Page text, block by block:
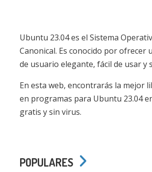
Ubuntu 23.04 es el Sistema
Canonical. Es conocido por ofrecer
de usuario elegante, fácil de usar y
En esta web, encontrarás la mejor
en programas para Ubuntu 23.04
gratis y sin virus.
POPULARES